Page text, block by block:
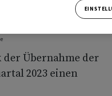
der Übernahme der
2023 einen